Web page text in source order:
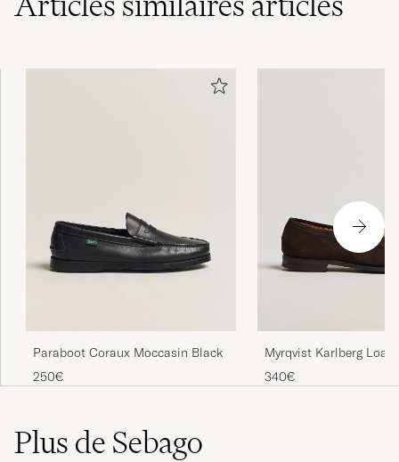
Paraboot Coraux Moccasin Black
250€
Myrqvist Karlberg
Brown Suede
340€
Plus de Sebago